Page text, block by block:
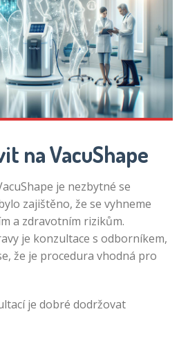
na VacuShape
je nezbytné se
zajištěno, že se vyhneme
a zdravotním rizikům.
je konzultace s odborníkem,
že je procedura vhodná pro
je dobré dodržovat